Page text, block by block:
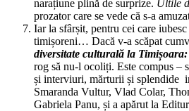
narațiune plină de surprize. Ultile
prozator care se vede că s-a
Iar la sfârșit, pentru cei care
timișoreni… Dacă v-a scăpat
diversitate culturală la Timișoara:
rog să nu-l ocoliți. Este compus –
și interviuri, mărturii și splendide
Smaranda Vultur, Vlad Colar,
Gabriela Panu, și a apărut la